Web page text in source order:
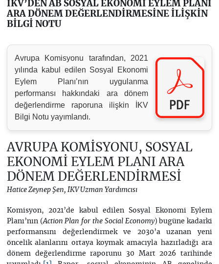
İKV’DEN AB SOSYAL EKONOMİ EYLEM PLANI
ARA DÖNEM DEĞERLENDİRMESİNE İLİŞKİN
BİLGİ NOTU
Avrupa Komisyonu tarafından, 2021
yılında kabul edilen Sosyal Ekonomi
Eylem Planı’nın uygulanma
performansı hakkındaki ara dönem
değerlendirme raporuna ilişkin İKV
Bilgi Notu yayımlandı.
AVRUPA KOMİSYONU, SOSYAL
EKONOMİ EYLEM PLANI ARA
DÖNEM DEĞERLENDİRMESİ
Hatice Zeynep Şen, İKV Uzman Yardımcısı
Komisyon, 2021’de kabul edilen Sosyal Ekonomi Eylem
Planı’nın (Action Plan for the Social Economy) bugüne kadarki
performansını değerlendirmek ve 2030’a uzanan yeni
öncelik alanlarını ortaya koymak amacıyla hazırladığı ara
dönem değerlendirme raporunu 30 Mart 2026 tarihinde